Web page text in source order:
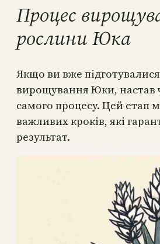
Процес
рослини Юка
Якщо ви вже
вирощування Юки, настав
самого процесу. Цей етап
важливих кроків, які
результат.